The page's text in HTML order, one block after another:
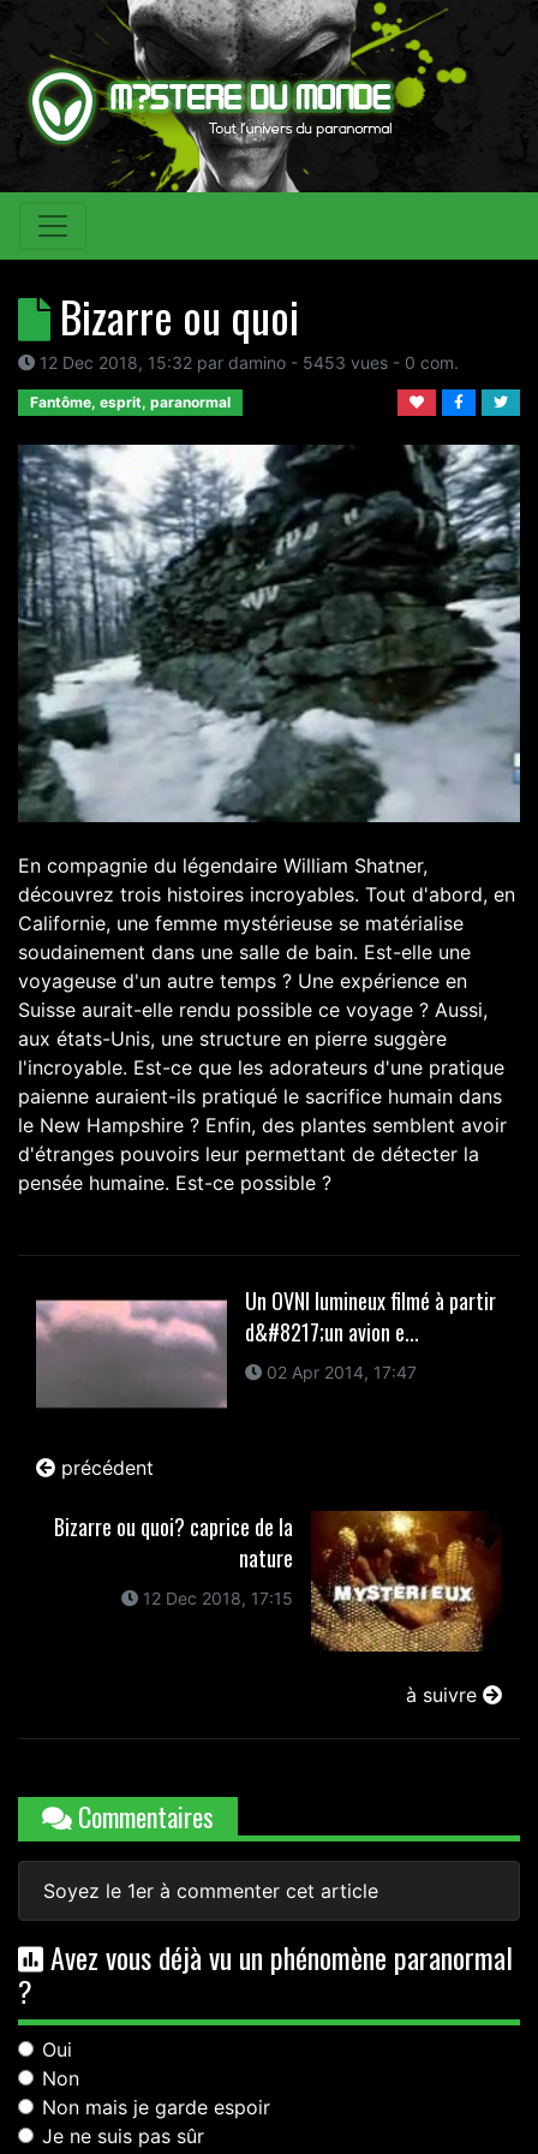
Bizarre ou quoi
12 Dec 2018, 15:32 par damino - 5453 vues - 0 com.
Fantôme, esprit, paranormal
En compagnie du légendaire William Shatner,
découvrez trois histoires incroyables. Tout d'abord, en
Californie, une femme mystérieuse se matérialise
soudainement dans une salle de bain. Est-elle une
voyageuse d'un autre temps ? Une expérience en
Suisse aurait-elle rendu possible ce voyage ? Aussi,
aux états-Unis, une structure en pierre suggère
l'incroyable. Est-ce que les adorateurs d'une pratique
paienne auraient-ils pratiqué le sacrifice humain dans
le New Hampshire ? Enfin, des plantes semblent avoir
d'étranges pouvoirs leur permettant de détecter la
pensée humaine. Est-ce possible ?
Un OVNI lumineux filmé à partir
d&#8217;un avion e...
02 Apr 2014, 17:47
précédent
Bizarre ou quoi? caprice de la
nature
12 Dec 2018, 17:15
à suivre
Commentaires
Soyez le 1er à commenter cet article
Avez vous déjà vu un phénomène paranormal
?
Oui
Non
Non mais je garde espoir
Je ne suis pas sûr